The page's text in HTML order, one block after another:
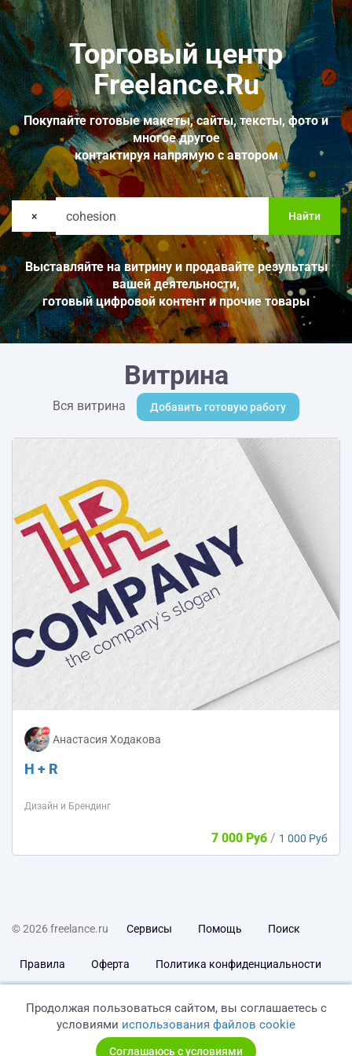
Торговый центр
Freelance.Ru
Покупайте готовые макеты, сайты, тексты, фото и
многое другое
контактируя напрямую с автором
× Найти
Выставляйте на витрину и продавайте результаты
вашей деятельности,
готовый цифровой контент и прочие товары
Витрина
Вся витрина Добавить готовую работу
Анастасия Ходакова
H + R
Дизайн и Брендинг
7 000 Руб / 1 000 Руб
© 2026 freelance.ru Сервисы Помощь Поиск
Правила Оферта Политика конфиденциальности
Продолжая пользоваться сайтом, вы соглашаетесь с
условиями использования файлов cookie
Соглашаюсь с условиями